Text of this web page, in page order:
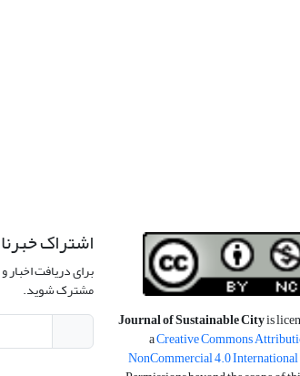
Journal of Sustainable Cityis
aCreative Commons
NonCommercial 4.0
اشتراک
برای دریافت اخبار
مشترک شوید.